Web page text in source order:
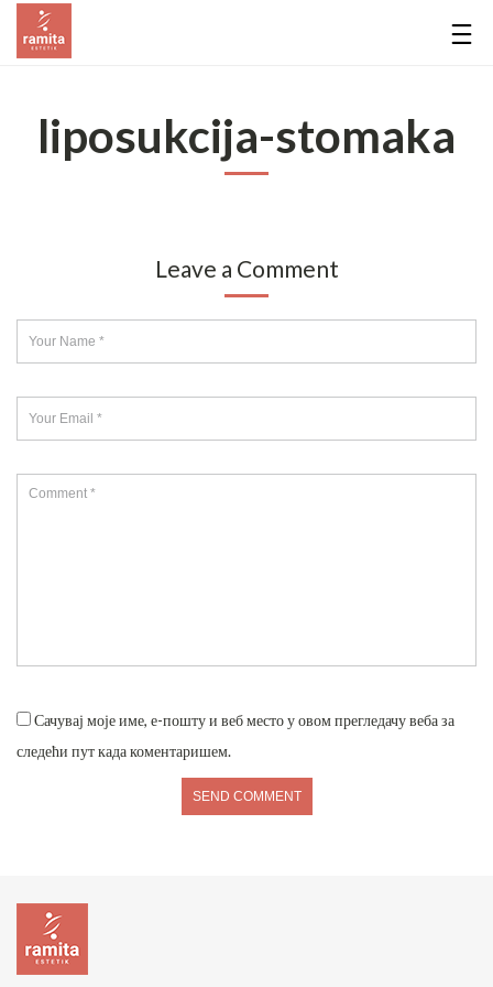
liposukcija-stomaka
Leave a Comment
Сачувај моје име, е-пошту и веб место у овом прегледачу веба за
следећи пут када коментаришем.